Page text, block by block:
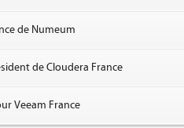
de Numeum
de Cloudera France
Veeam France